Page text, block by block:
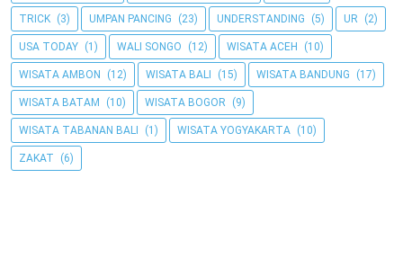
TRICK (3) UMPAN PANCING (23) UNDERSTANDING (5) UR (2)
USA TODAY (1) WALI SONGO (12) WISATA ACEH (10)
WISATA AMBON (12) WISATA BALI (15) WISATA BANDUNG (17)
WISATA BATAM (10) WISATA BOGOR (9)
WISATA TABANAN BALI (1) WISATA YOGYAKARTA (10)
ZAKAT (6)